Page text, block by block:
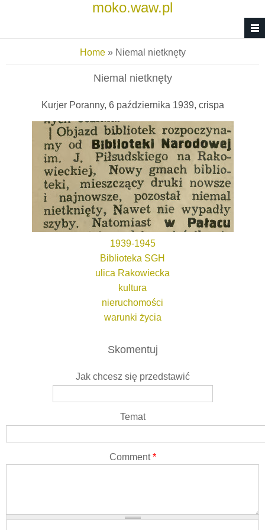
moko.waw.pl
Home» Niemal nietknęty
Niemal nietknęty
Kurjer Poranny, 6 października 1939, crispa
1939-1945
Biblioteka SGH
ulica Rakowiecka
kultura
nieruchomości
warunki życia
Skomentuj
Jak chcesz się przedstawić
Temat
Comment*